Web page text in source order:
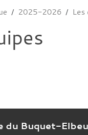
2025-2026 Les
du Buquet-